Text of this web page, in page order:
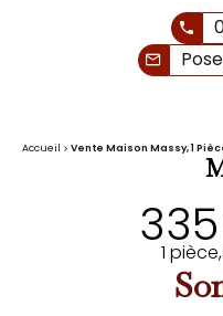
Accueil Vente Maison Massy, 1
1 pièce,